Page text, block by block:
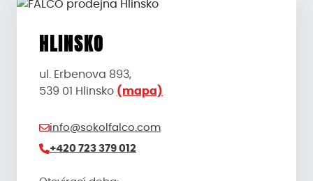
HLINSKO
ul. Erbenova 893,
539 01 Hlinsko (mapa)
info@sokolfalco.com
+420 723 379 012